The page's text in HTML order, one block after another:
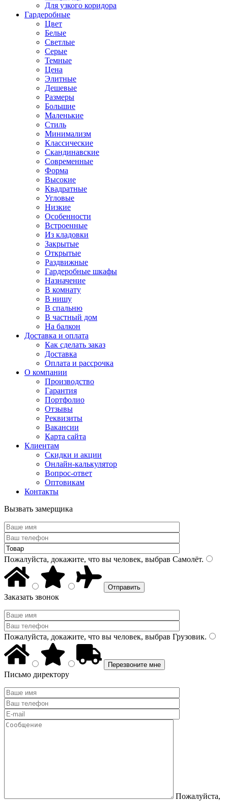
Для узкого коридора
Гардеробные
Цвет
Белые
Светлые
Серые
Темные
Цена
Элитные
Дешевые
Размеры
Большие
Маленькие
Стиль
Минимализм
Классические
Скандинавские
Современные
Форма
Высокие
Квадратные
Угловые
Низкие
Особенности
Встроенные
Из кладовки
Закрытые
Открытые
Раздвижные
Гардеробные шкафы
Назначение
В комнату
В нишу
В спальню
В частный дом
На балкон
Доставка и оплата
Как сделать заказ
Доставка
Оплата и рассрочка
О компании
Производство
Гарантия
Портфолио
Отзывы
Реквизиты
Вакансии
Карта сайта
Клиентам
Скидки и акции
Онлайн-калькулятор
Вопрос-ответ
Оптовикам
Контакты
Вызвать замерщика
Пожалуйста, докажите, что вы человек, выбрав Самолёт.
Заказать звонок
Пожалуйста, докажите, что вы человек, выбрав Грузовик.
Письмо директору
Пожалуйста,